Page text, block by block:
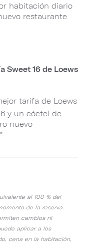
habitación diario
restaurante
Sweet 16 de Loews
tarifa de Loews
y un cóctel de
nuevo
al 100 % del
de la reserva.
cambios ni
aplicar a los
cena en la habitación,